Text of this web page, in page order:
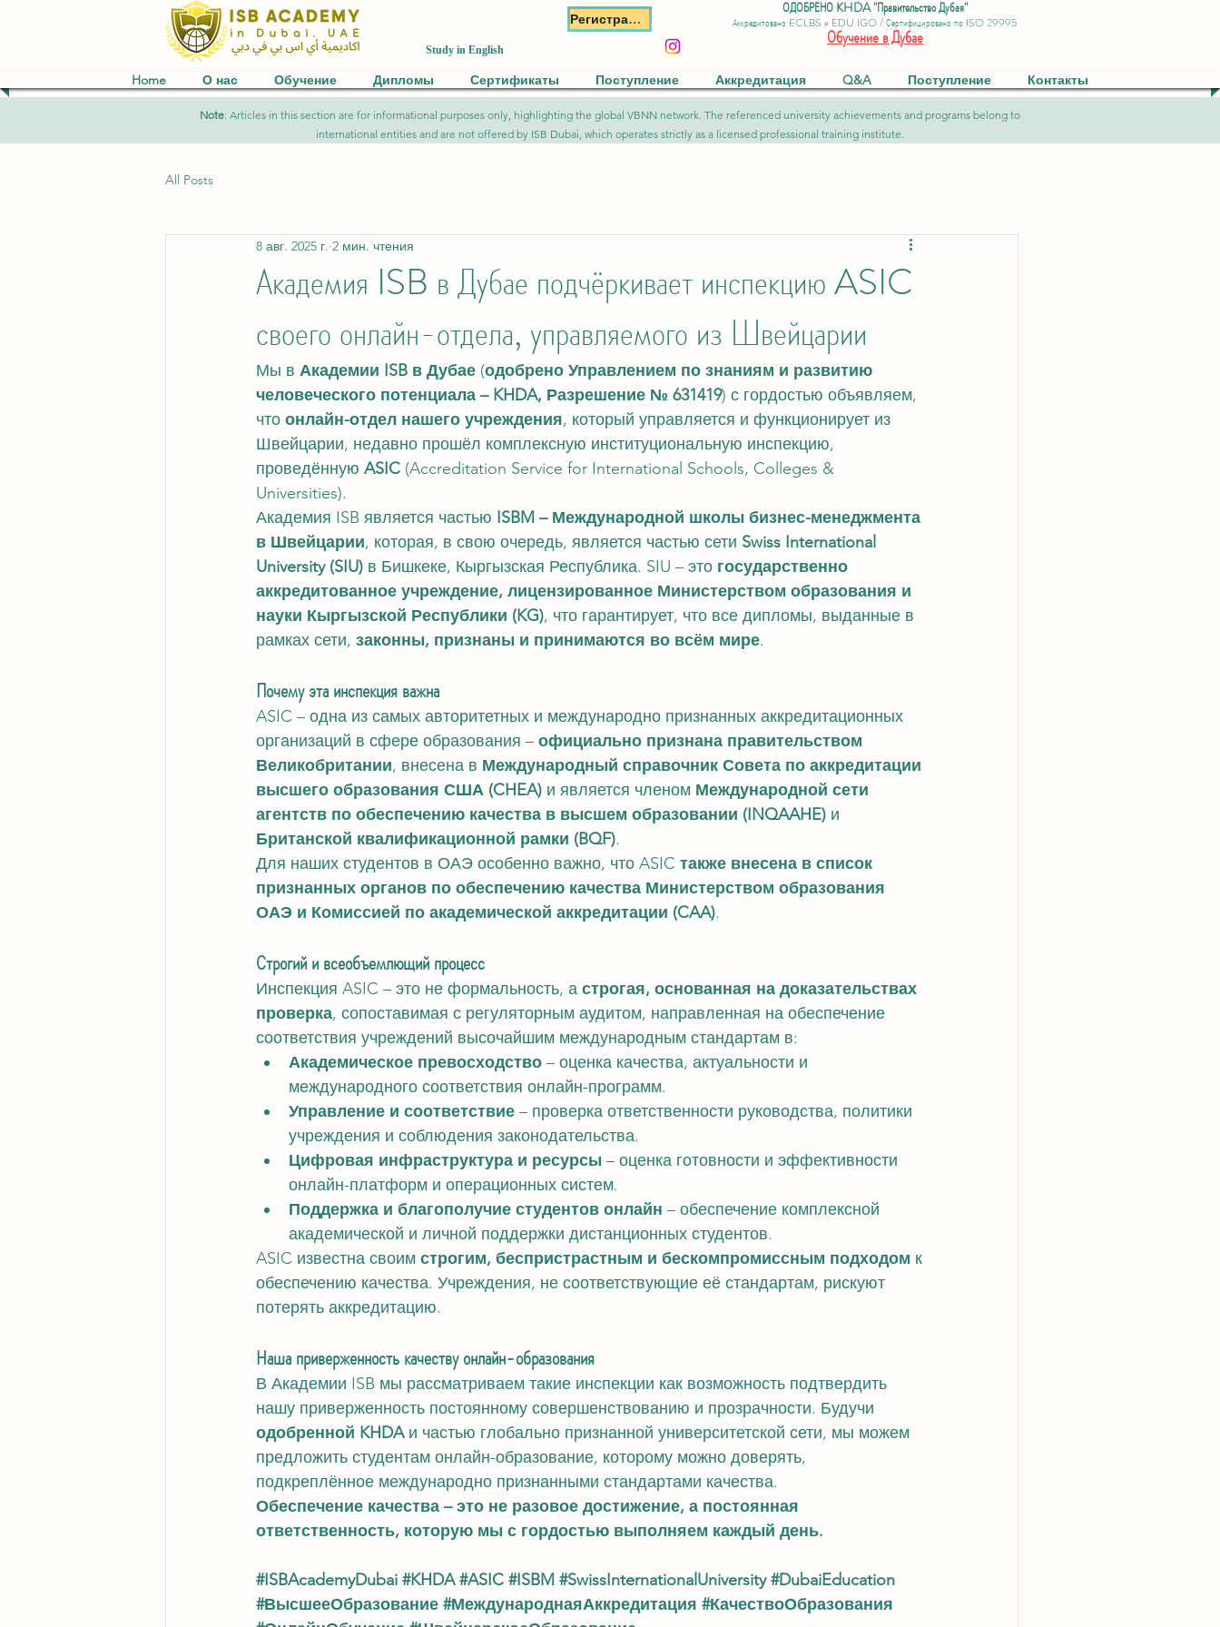
Регистрация
Study in English
ОДОБРЕНО KHDA "Правительство Дубая"
Аккредитовано ECLBS и EDU IGO / Сертифицировано по ISO 29995
Обучение в Дубае
Home О нас Обучение Дипломы Сертификаты Поступление Аккредитация Q&A Поступление Контакты
Note: Articles in this section are for informational purposes only, highlighting the global VBNN network. The referenced university achievements and programs belong to
international entities and are not offered by ISB Dubai, which operates strictly as a licensed professional training institute.
All Posts
Академия ISB в Дубае подчёркивает инспекцию ASIC
своего онлайн-отдела, управляемого из Швейцарии
8 авг. 2025 г. 2 мин. чтения
Мы в Академии ISB в Дубае (одобрено Управлением по знаниям и развитию
человеческого потенциала – KHDA, Разрешение № 631419) с гордостью объявляем,
что онлайн-отдел нашего учреждения, который управляется и функционирует из
Швейцарии, недавно прошёл комплексную институциональную инспекцию,
проведённую ASIC (Accreditation Service for International Schools, Colleges &
Universities).
Академия ISB является частью ISBM – Международной школы бизнес-менеджмента
в Швейцарии, которая, в свою очередь, является частью сети Swiss International
University (SIU) в Бишкеке, Кыргызская Республика. SIU – это государственно
аккредитованное учреждение, лицензированное Министерством образования и
науки Кыргызской Республики (KG), что гарантирует, что все дипломы, выданные в
рамках сети, законны, признаны и принимаются во всём мире.
Почему эта инспекция важна
ASIC – одна из самых авторитетных и международно признанных аккредитационных
организаций в сфере образования – официально признана правительством
Великобритании, внесена в Международный справочник Совета по аккредитации
высшего образования США (CHEA) и является членом Международной сети
агентств по обеспечению качества в высшем образовании (INQAAHE) и
Британской квалификационной рамки (BQF).
Для наших студентов в ОАЭ особенно важно, что ASIC также внесена в список
признанных органов по обеспечению качества Министерством образования
ОАЭ и Комиссией по академической аккредитации (CAA).
Строгий и всеобъемлющий процесс
Инспекция ASIC – это не формальность, а строгая, основанная на доказательствах
проверка, сопоставимая с регуляторным аудитом, направленная на обеспечение
соответствия учреждений высочайшим международным стандартам в:
Академическое превосходство – оценка качества, актуальности и
международного соответствия онлайн-программ.
Управление и соответствие – проверка ответственности руководства, политики
учреждения и соблюдения законодательства.
Цифровая инфраструктура и ресурсы – оценка готовности и эффективности
онлайн-платформ и операционных систем.
Поддержка и благополучие студентов онлайн – обеспечение комплексной
академической и личной поддержки дистанционных студентов.
ASIC известна своим строгим, беспристрастным и бескомпромиссным подходом к
обеспечению качества. Учреждения, не соответствующие её стандартам, рискуют
потерять аккредитацию.
Наша приверженность качеству онлайн-образования
В Академии ISB мы рассматриваем такие инспекции как возможность подтвердить
нашу приверженность постоянному совершенствованию и прозрачности. Будучи
одобренной KHDA и частью глобально признанной университетской сети, мы можем
предложить студентам онлайн-образование, которому можно доверять,
подкреплённое международно признанными стандартами качества.
Обеспечение качества – это не разовое достижение, а постоянная
ответственность, которую мы с гордостью выполняем каждый день.
#ISBAcademyDubai #KHDA #ASIC #ISBM #SwissInternationalUniversity #DubaiEducation
#ВысшееОбразование #МеждународнаяАккредитация #КачествоОбразования